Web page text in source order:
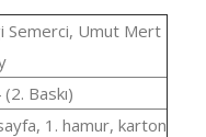
Semerci, Umut Mert
Baskı)
1. hamur, karton